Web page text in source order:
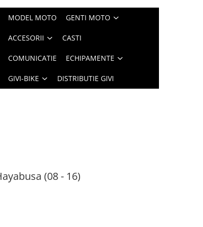
MODEL MOTO GENTI MOTO
ACCESORII CASTI
COMUNICATIE ECHIPAMENTE
GIVI-BIKE DISTRIBUTIE GIVI
(08 - 16)